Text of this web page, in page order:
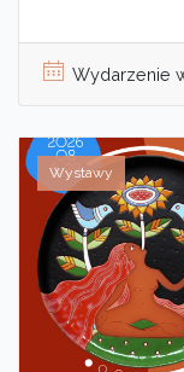
Wydarzenie
Wystawy